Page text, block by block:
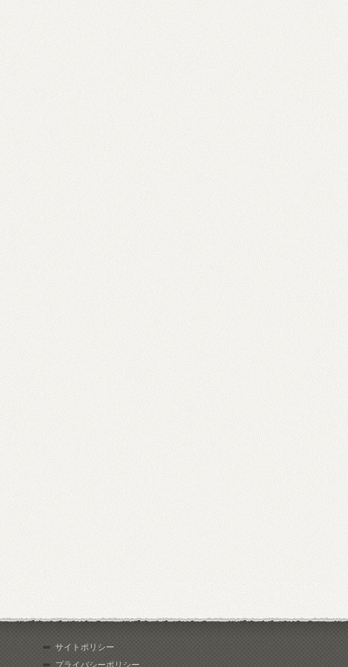
サイトポリシー
プライバシーポリシー